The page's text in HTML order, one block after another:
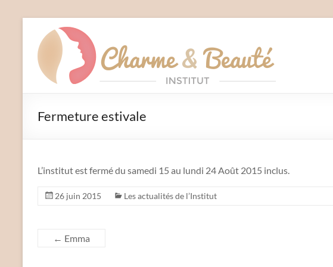
contenuCharme
et
Beauté
Institut
–
Fermeture estivale
L’institut est fermé du samedi 15 au lundi 24 Août 2015 inclus.
26 juin 2015 Les actualités de l’Institut
← Emma